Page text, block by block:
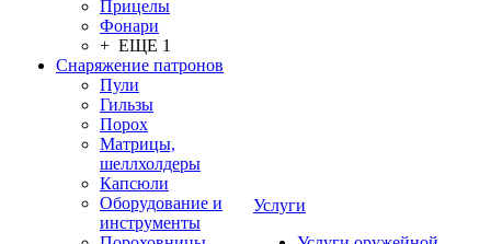
Прицелы
Фонари
+ ЕЩЕ 1
Снаряжение патронов
Пули
Гильзы
Порох
Матрицы,
шеллхолдеры
Капсюли
Оборудование и
инструменты
Услуги